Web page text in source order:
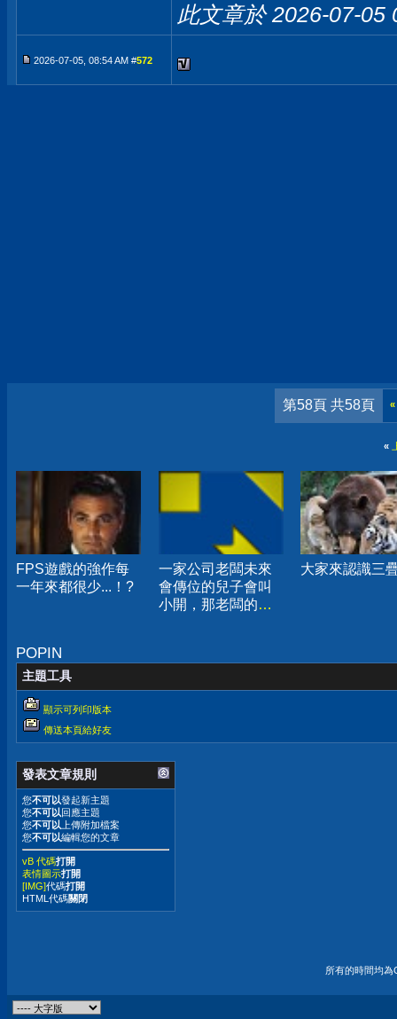
此文章於 2026-07-05
2026-07-05, 08:54 AM #572
第58頁 共58頁 «
«
FPS遊戲的強作每
一年來都很少...！?
一家公司老闆未來
會傳位的兒子會叫
小開，那老闆的女
大家來認識三
POPIN
主題工具
顯示可列印版本
傳送本頁給好友
發表文章規則
您不可以發起新主題
您不可以回應主題
您不可以 上傳附加檔案
您不可以編輯您的文章
vB 代碼打開
表情圖示打開
[IMG]代碼打開
HTML代碼關閉
所有的時間均為